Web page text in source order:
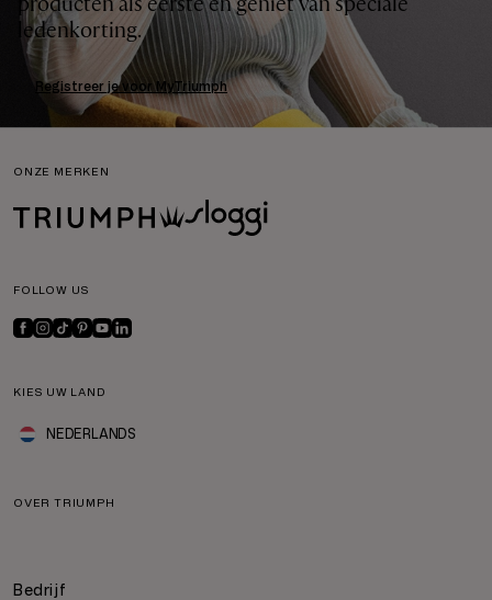
ledenkorting.
Registreer je voor MyTriumph
ONZE MERKEN
FOLLOW US
KIES UW LAND
NEDERLANDS
OVER TRIUMPH
Bedrijf